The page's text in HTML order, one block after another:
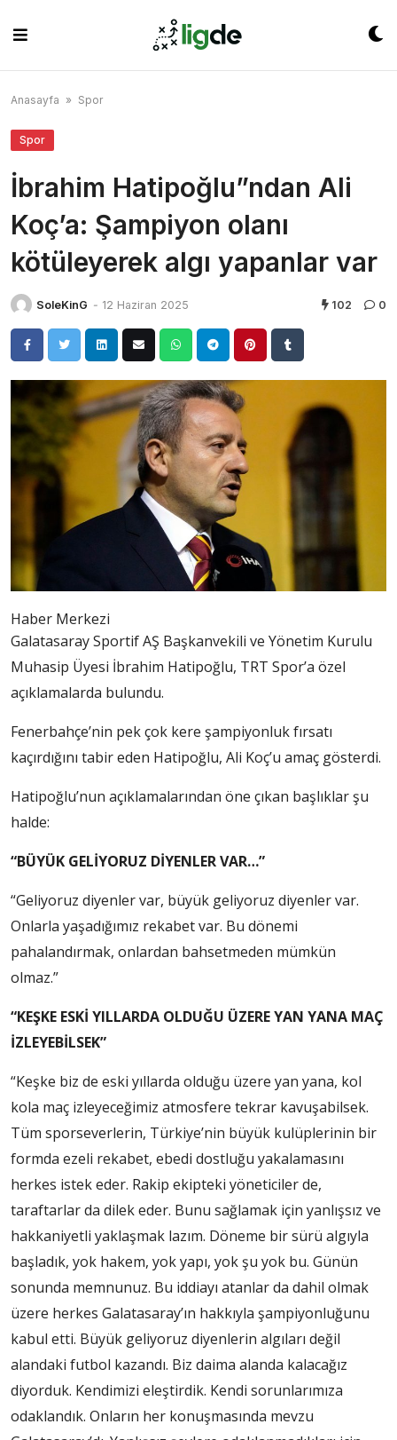
content
Anasayfa » Spor
Spor
İbrahim Hatipoğlu”ndan Ali
Koç’a: Şampiyon olanı
kötüleyerek algı yapanlar var
SoleKinG - 12 Haziran 2025 102 0
Haber Merkezi
Galatasaray Sportif AŞ Başkanvekili ve Yönetim Kurulu
Muhasip Üyesi İbrahim Hatipoğlu, TRT Spor’a özel
açıklamalarda bulundu.
Fenerbahçe’nin pek çok kere şampiyonluk fırsatı
kaçırdığını tabir eden Hatipoğlu, Ali Koç’u amaç gösterdi.
Hatipoğlu’nun açıklamalarından öne çıkan başlıklar şu
halde:
“BÜYÜK GELİYORUZ DİYENLER VAR…”
“Geliyoruz diyenler var, büyük geliyoruz diyenler var.
Onlarla yaşadığımız rekabet var. Bu dönemi
pahalandırmak, onlardan bahsetmeden mümkün
olmaz.”
“KEŞKE ESKİ YILLARDA OLDUĞU ÜZERE YAN YANA MAÇ
İZLEYEBİLSEK”
“Keşke biz de eski yıllarda olduğu üzere yan yana, kol
kola maç izleyeceğimiz atmosfere tekrar kavuşabilsek.
Tüm sporseverlerin, Türkiye’nin büyük kulüplerinin bir
formda ezeli rekabet, ebedi dostluğu yakalamasını
herkes istek eder. Rakip ekipteki yöneticiler de,
taraftarlar da dilek eder. Bunu sağlamak için yanlışsız ve
hakkaniyetli yaklaşmak lazım. Döneme bir sürü algıyla
başladık, yok hakem, yok yapı, yok şu yok bu. Günün
sonunda memnunuz. Bu iddiayı atanlar da dahil olmak
üzere herkes Galatasaray’ın hakkıyla şampiyonluğunu
kabul etti. Büyük geliyoruz diyenlerin algıları değil
alandaki futbol kazandı. Biz daima alanda kalacağız
diyorduk. Kendimizi eleştirdik. Kendi sorunlarımıza
odaklandık. Onların her konuşmasında mevzu